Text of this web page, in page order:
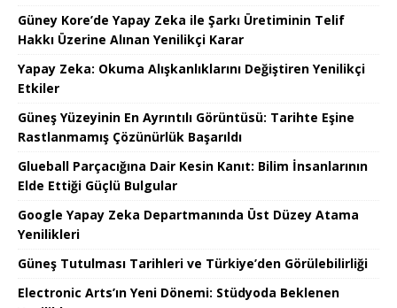
Güney Kore’de Yapay Zeka ile Şarkı Üretiminin Telif
Hakkı Üzerine Alınan Yenilikçi Karar
Yapay Zeka: Okuma Alışkanlıklarını Değiştiren Yenilikçi
Etkiler
Güneş Yüzeyinin En Ayrıntılı Görüntüsü: Tarihte Eşine
Rastlanmamış Çözünürlük Başarıldı
Glueball Parçacığına Dair Kesin Kanıt: Bilim İnsanlarının
Elde Ettiği Güçlü Bulgular
Google Yapay Zeka Departmanında Üst Düzey Atama
Yenilikleri
Güneş Tutulması Tarihleri ve Türkiye’den Görülebilirliği
Electronic Arts’ın Yeni Dönemi: Stüdyoda Beklenen